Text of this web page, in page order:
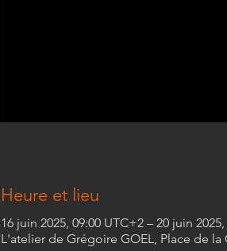
Heure et lieu
16 juin 2025, 09:00 UTC+2 – 20 juin
L'atelier de Grégoire GOEL, Place de la